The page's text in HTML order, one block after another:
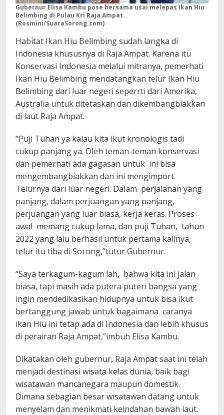
Gubernur Elisa Kambu pose bersama usai melepas Ikan Hiu
Belimbing di Pulau Kri Raja Ampat.
(Rosmini/SuaraSorong.com)
Habitat Ikan Hiu Belimbing sudah langka di
Indonesia khususnya di Raja Ampat. Karena itu
Konservasi Indonesia melalui mitranya, pemerhati
Ikan Hiu Belimbing mendatangkan telur Ikan Hiu
Belimbing dari luar negeri seperrti dari Amerika,
Australia untuk ditetaskan dan dikembangbiakkan
di laut Raja Ampat.
“Puji Tuhan ya kalau kita ikut kronologis tadi
cukup panjang ya. Oleh teman-teman konservasi
dan pemerhati ada gagasan untuk ini bisa
mengembangbiakkan dan ini mengimport.
Telurnya dari luar negeri. Dalam perjalanan yang
panjang, dalam perjuangan yang panjang,
perjuangan yang luar biasa, kerja keras. Proses
awal memang cukup lama, dan puji Tuhan, tahun
2022 yang lalu berhasil untuk pertama kalinya,
telur itu tiba di Sorong,”tutur Gubernur.
“Saya terkagum-kagum lah, bahwa kita ini jalan
biasa, tapi masih ada putera puteri bangsa yang
ingin mendedikasikan hidupnya untuk bisa ikut
bertanggung jawab untuk bagaimana caranya
ikan Hiu ini tetap ada di Indonesia dan lebih khusus
di perairan Raja Ampat,”imbuh Elisa Kambu.
Dikatakan oleh gubernur, Raja Ampat saat ini telah
menjadi destinasi wisata kelas dunia, baik bagi
wisatawan mancanegara maupun domestik.
Dimana sebagian besar wisatawan datang untuk
menyelam dan menikmati keindahan bawah laut.